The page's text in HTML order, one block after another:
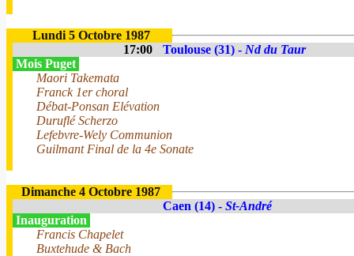
Lundi 5 Octobre 1987
17:00
Toulouse (31) - Nd du Taur
Mois Puget
Maori Takemata
Franck 1er choral
Débat-Ponsan Elévation
Duruflé Scherzo
Lefebvre-Wely Communion
Guilmant Final de la 4e Sonate
Dimanche 4 Octobre 1987
Caen (14) - St-André
Inauguration
Francis Chapelet
Buxtehude & Bach